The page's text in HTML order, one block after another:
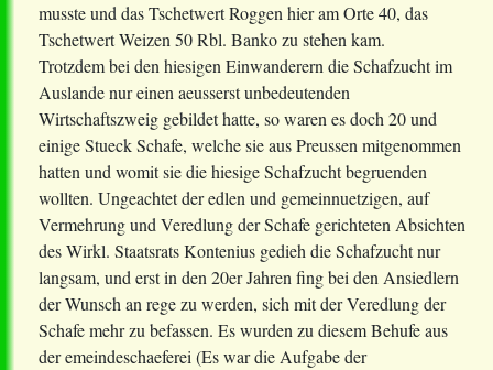
musste und das Tschetwert Roggen hier am Orte 40, das
Tschetwert Weizen 50 Rbl. Banko zu stehen kam.
Trotzdem bei den hiesigen Einwanderern die Schafzucht im
Auslande nur einen aeusserst unbedeutenden
Wirtschaftszweig gebildet hatte, so waren es doch 20 und
einige Stueck Schafe, welche sie aus Preussen mitgenommen
hatten und womit sie die hiesige Schafzucht begruenden
wollten. Ungeachtet der edlen und gemeinnuetzigen, auf
Vermehrung und Veredlung der Schafe gerichteten Absichten
des Wirkl. Staatsrats Kontenius gedieh die Schafzucht nur
langsam, und erst in den 20er Jahren fing bei den Ansiedlern
der Wunsch an rege zu werden, sich mit der Veredlung der
Schafe mehr zu befassen. Es wurden zu diesem Behufe aus
der emeindeschaeferei (Es war die Aufgabe der